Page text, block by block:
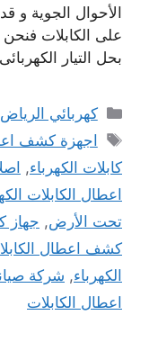
الأحوال الجوية و
على الكابلات
بحل التيار
التصنيفات
كهربائي الرياض
الوسوم
اجهزة كشف
كابلات الكهرباء,
اعطال الكابلات
تحت الأرض, جهاز
كشف اعطال
الكهرباء, شركة
اعطال الكابلات